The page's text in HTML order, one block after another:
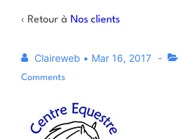
‹ Retour à Nos clients
Claireweb • Mar 16, 2017
Comments